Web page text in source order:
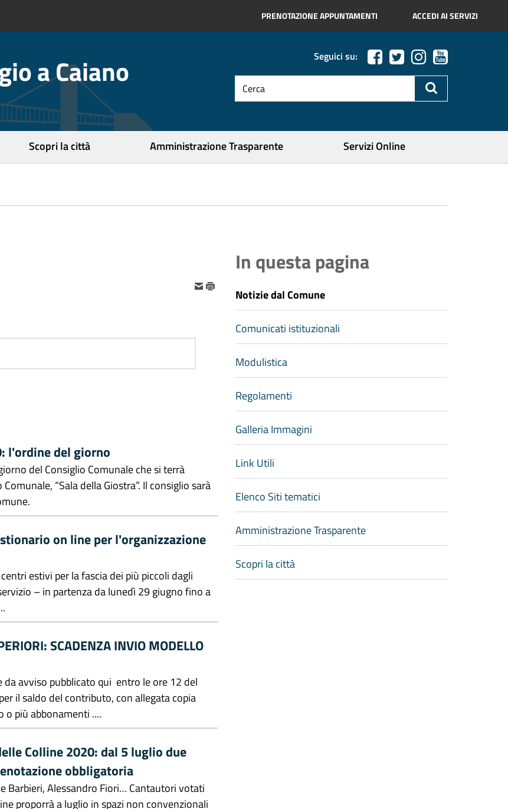
PRENOTAZIONE APPUNTAMENTI ACCEDI AI SERVIZI
a Caiano Seguici su:
testo
da
Scopri la città Amministrazione Trasparente Servizi Online
l'ordine del giorno
del Consiglio Comunale che si terrà
“Sala della Giostra”. Il consiglio sarà
on line per l'organizzazione
estivi per la fascia dei più piccoli dagli
– in partenza da lunedì 29 giugno fino a
SCADENZA INVIO MODELLO
avviso pubblicato qui entro le ore 12 del
il saldo del contributo, con allegata copia
o più abbonamenti ....
Colline 2020: dal 5 luglio due
obbligatoria
Barbieri, Alessandro Fiori… Cantautori votati
proporrà a luglio in spazi non convenzionali
In questa pagina
Notizie dal Comune
Comunicati istituzionali
Modulistica
Regolamenti
Galleria Immagini
Link Utili
Elenco Siti tematici
Amministrazione Trasparente
Scopri la città